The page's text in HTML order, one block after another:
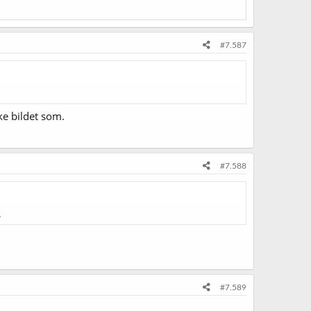
#7.587
bildet som.
#7.588
#7.589